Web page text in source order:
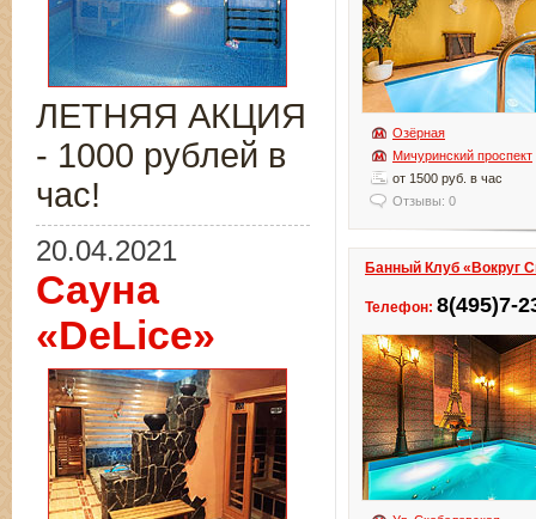
Озёрная
Мичуринский проспект
от 1500 руб. в час
Отзывы: 0
Банный Клуб «Вокруг
Телефон: 8(495)7-
ЛЕТНЯЯ АКЦИЯ
- 1000 рублей в
час!
20.04.2021
Сауна
«DeLice»